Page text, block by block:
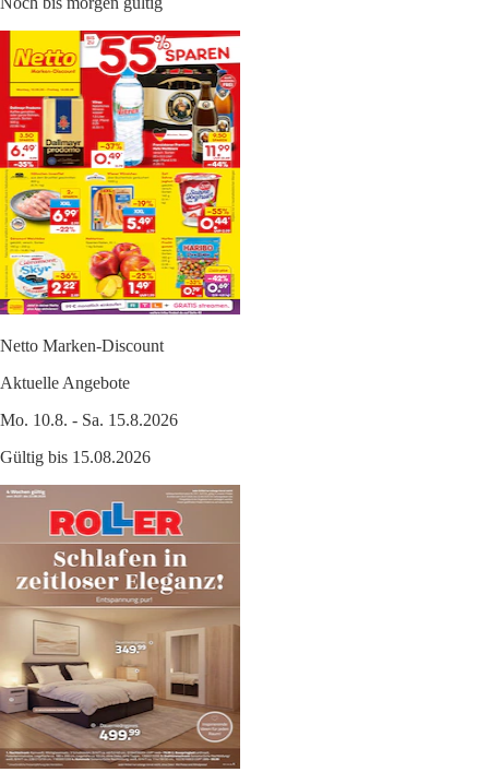
Netto Marken-Discount
Aktuelle Angebote
Mo. 10.8. - Sa. 15.8.2026
Gültig bis 15.08.2026